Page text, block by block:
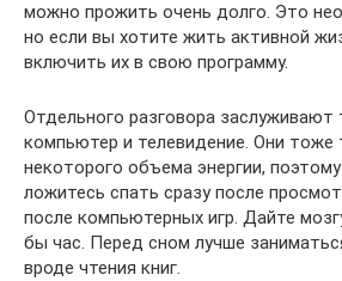
можно прожить очень долго. Это
но если вы хотите жить активной
включить их в свою программу.
Отдельного разговора заслуживают
компьютер и телевидение. Они тоже
некоторого объема энергии,
ложитесь спать сразу после
после компьютерных игр. Дайте
бы час. Перед сном лучше
вроде чтения книг.